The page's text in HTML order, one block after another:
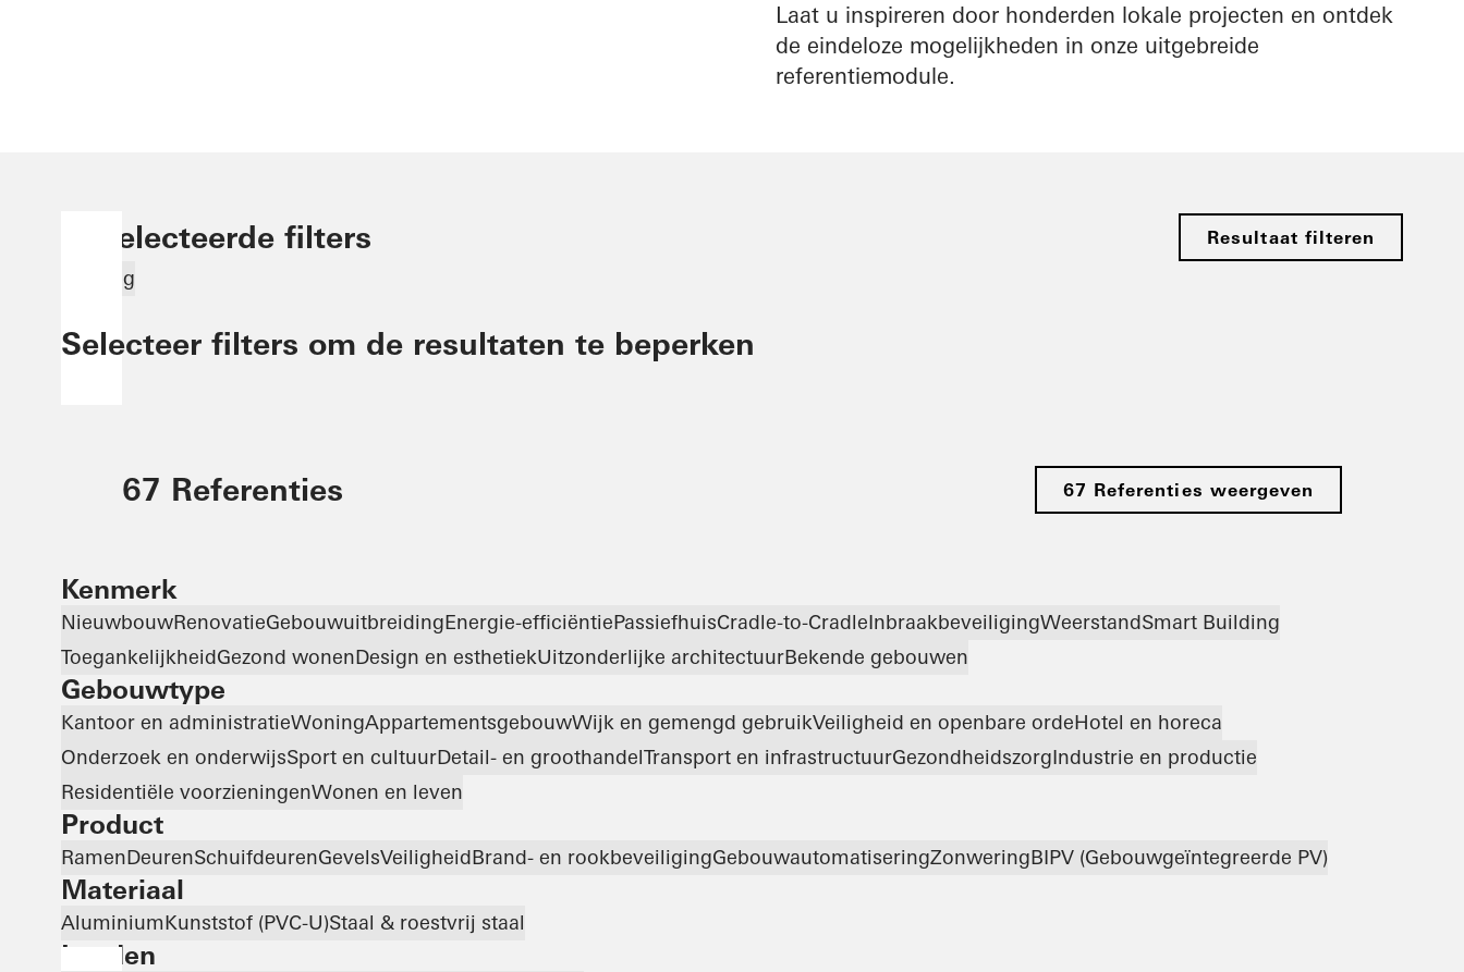
Laat u inspireren door honderden lokale projecten en ontdek
de eindeloze mogelijkheden in onze uitgebreide
referentiemodule.
Geselecteerde filters Resultaat filteren
Woning
Selecteer filters om de resultaten te beperken
67 Referenties 67 Referenties weergeven
Kenmerk
NieuwbouwRenovatieGebouwuitbreidingEnergie-efficiëntiePassiefhuisCradle-to-CradleInbraakbeveiligingWeerstandSmart Building
ToegankelijkheidGezond wonenDesign en esthetiekUitzonderlijke architectuurBekende gebouwen
Gebouwtype
Kantoor en administratieWoningAppartementsgebouwWijk en gemengd gebruikVeiligheid en openbare ordeHotel en horeca
Onderzoek en onderwijsSport en cultuurDetail- en groothandelTransport en infrastructuurGezondheidszorgIndustrie en productie
Residentiële voorzieningenWonen en leven
Product
RamenDeurenSchuifdeurenGevelsVeiligheidBrand- en rookbeveiligingGebouwautomatiseringZonweringBIPV (Gebouwgeïntegreerde PV)
Materiaal
AluminiumKunststof (PVC-U)Staal & roestvrij staal
Landen